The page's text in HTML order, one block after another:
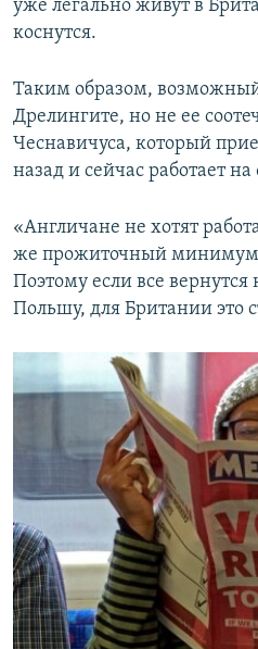
уже легально живут в
коснутся.
Таким образом,
Дрелингите, но не ее
Чеснавичуса, который
назад и сейчас работает
«Англичане не хотят
же прожиточный
Поэтому если все вернутся
Польшу, для Британии это